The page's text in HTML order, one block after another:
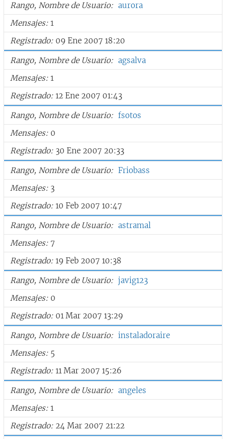
Rango, Nombre de Usuario
aurora
Mensajes 1
Registrado 09 Ene 2007 18:20
Rango, Nombre de Usuario
agsalva
Mensajes 1
Registrado 12 Ene 2007 01:43
Rango, Nombre de Usuario
fsotos
Mensajes 0
Registrado 30 Ene 2007 20:33
Rango, Nombre de Usuario
Friobass
Mensajes 3
Registrado 10 Feb 2007 10:47
Rango, Nombre de Usuario
astramal
Mensajes 7
Registrado 19 Feb 2007 10:38
Rango, Nombre de Usuario
javig123
Mensajes 0
Registrado 01 Mar 2007 13:29
Rango, Nombre de Usuario
instaladoraire
Mensajes 5
Registrado 11 Mar 2007 15:26
Rango, Nombre de Usuario
angeles
Mensajes 1
Registrado 24 Mar 2007 21:22